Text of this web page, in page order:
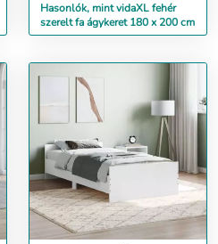
Hasonlók, mint vidaXL fehér
szerelt fa ágykeret 180 x 200 cm